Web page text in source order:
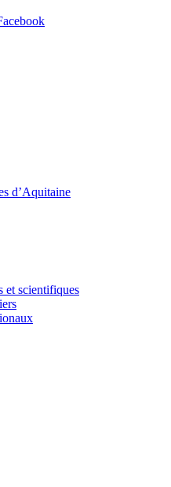
d’Aquitaine
et scientifiques